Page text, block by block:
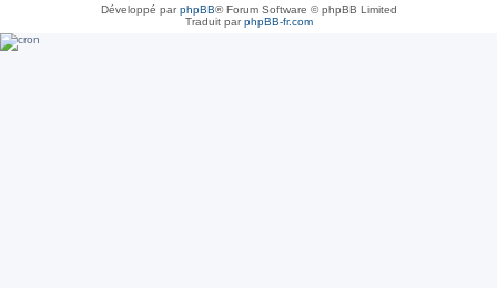
Développé parphpBB® Forum Software © phpBB Limited
Traduit parphpBB-fr.com